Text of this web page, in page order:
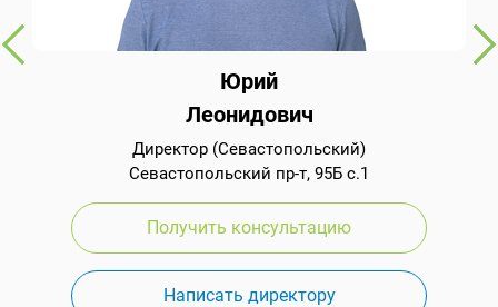
Юрий
Леонидович
Директор (Севастопольский)
Севастопольский пр-т, 95Б с.1
Получить консультацию
Написать директору